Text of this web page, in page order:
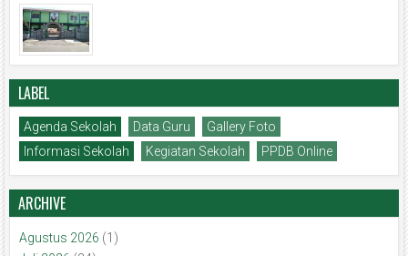
LABEL
Agenda Sekolah Data Guru
Gallery Foto
Informasi Sekolah
Kegiatan Sekolah PPDB Online
ARCHIVE
Agustus 2026 (1)